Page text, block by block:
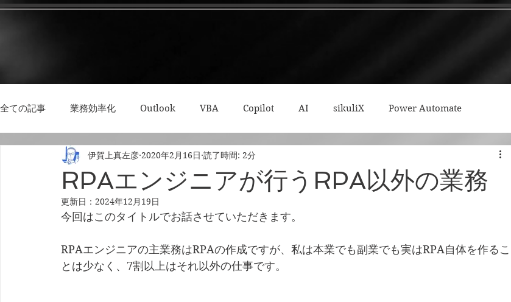
全ての記事 業務効率化 Outlook VBA Copilot AI sikuliX Power Automate
3Dプリント・模型 Python RPA 集中力・ディープワーク
RPAエンジニアが行うRPA以外の業務
伊賀上真左彦 2020年2月16日 読了時間: 2分
更新日： 2024年12月19日
今回はこのタイトルでお話させていただきます。
RPAエンジニアの主業務はRPAの作成ですが、私は本業でも副業でも実はRPA自体を作るこ
とは少なく、7割以上はそれ以外の仕事です。